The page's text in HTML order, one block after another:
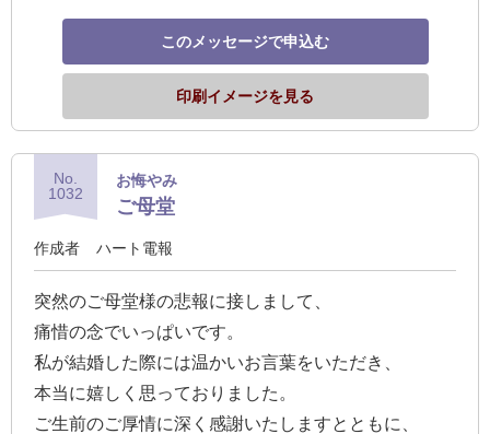
このメッセージで申込む
印刷イメージを見る
No.
1032
お悔やみ
ご母堂
作成者 ハート電報
突然のご母堂様の悲報に接しまして、
痛惜の念でいっぱいです。
私が結婚した際には温かいお言葉をいただき、
本当に嬉しく思っておりました。
ご生前のご厚情に深く感謝いたしますとともに、